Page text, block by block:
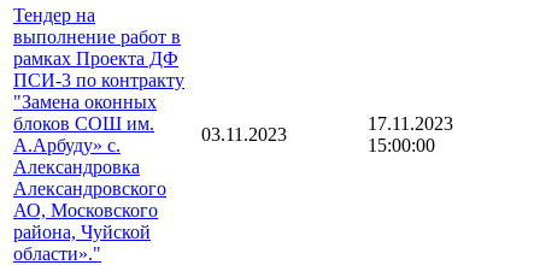
Тендер на
выполнение работ в
рамках Проекта ДФ
ПСИ-3 по контракту
"Замена оконных
блоков СОШ им.
А.Арбуду» с.
Александровка
Александровского
АО, Московского
района, Чуйской
области»."
03.11.2023
17.11.2023
15:00:00